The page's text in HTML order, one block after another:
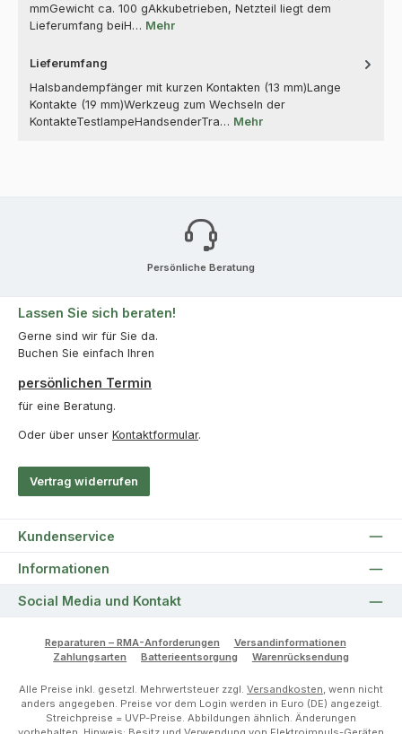
mmGewicht ca. 100 gAkkubetrieben, Netzteil liegt dem
Lieferumfang beiH… Mehr
Lieferumfang
Halsbandempfänger mit kurzen Kontakten (13 mm)Lange
Kontakte (19 mm)Werkzeug zum Wechseln der
KontakteTestlampeHandsenderTra… Mehr
Persönliche Beratung
Lassen Sie sich beraten!
Gerne sind wir für Sie da.
Buchen Sie einfach Ihren
persönlichen Termin
für eine Beratung.
Oder über unser Kontaktformular.
Vertrag widerrufen
Kundenservice
Informationen
Social Media und Kontakt
Reparaturen – RMA-Anforderungen
Versandinformationen
Zahlungsarten
Batterieentsorgung Warenrücksendung
Alle Preise inkl. gesetzl. Mehrwertsteuer zzgl. Versandkosten, wenn nicht
anders angegeben. Preise vor dem Login werden in Euro (DE) angezeigt.
Streichpreise = UVP-Preise. Abbildungen ähnlich. Änderungen